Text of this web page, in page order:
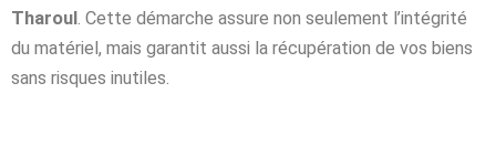
Tharoul. Cette démarche assure non seulement l’intégrité
du matériel, mais garantit aussi la récupération de vos biens
sans risques inutiles.